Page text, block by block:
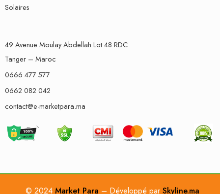
Solaires
49 Avenue Moulay Abdellah Lot 48 RDC
Tanger – Maroc
0666 477 577
0662 082 042
contact@e-marketpara.ma
© 2024 Market Para – Développé par Skyline.ma